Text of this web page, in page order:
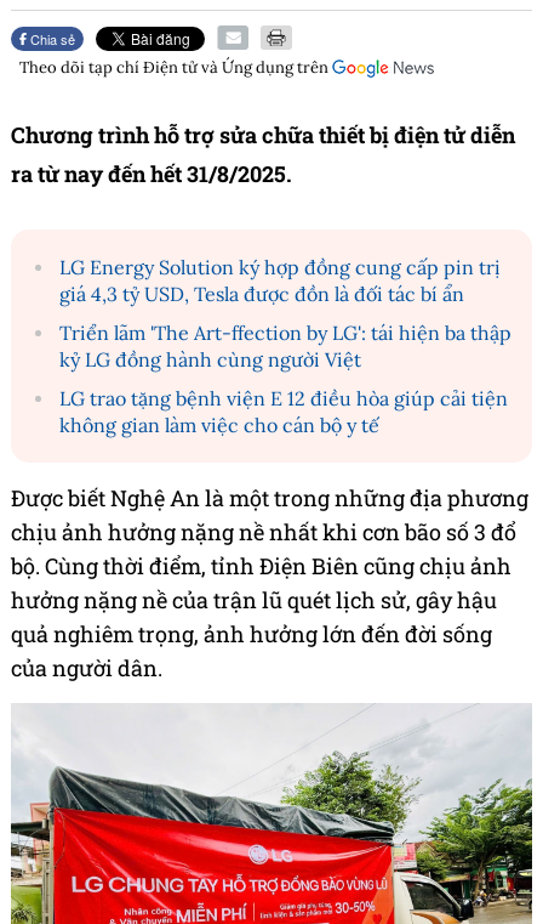
Chia sẻ
Theo dõi tạp chíĐiện tử và Ứng dụngtrên
Chương trình hỗ trợ sửa chữa thiết bị điện tử diễn
ra từ nay đến hết 31/8/2025.
LG Energy Solution ký hợp đồng cung cấp pin trị
giá 4,3 tỷ USD, Tesla được đồn là đối tác bí ẩn
Triển lãm 'The Art-ffection by LG': tái hiện ba thập
kỷ LG đồng hành cùng người Việt
LG trao tặng bệnh viện E 12 điều hòa giúp cải tiện
không gian làm việc cho cán bộ y tế
Được biết Nghệ An là một trong những địa phương
chịu ảnh hưởng nặng nề nhất khi cơn bão số 3 đổ
bộ. Cùng thời điểm, tỉnh Điện Biên cũng chịu ảnh
hưởng nặng nề của trận lũ quét lịch sử, gây hậu
quả nghiêm trọng, ảnh hưởng lớn đến đời sống
của người dân.